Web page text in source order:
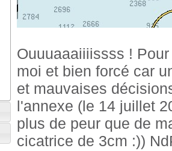
Ouuuaaaiiiissss !
moi et bien forcé car
et mauvaises
l'annexe (le 14 juillet
plus de peur que de
cicatrice de 3cm :))